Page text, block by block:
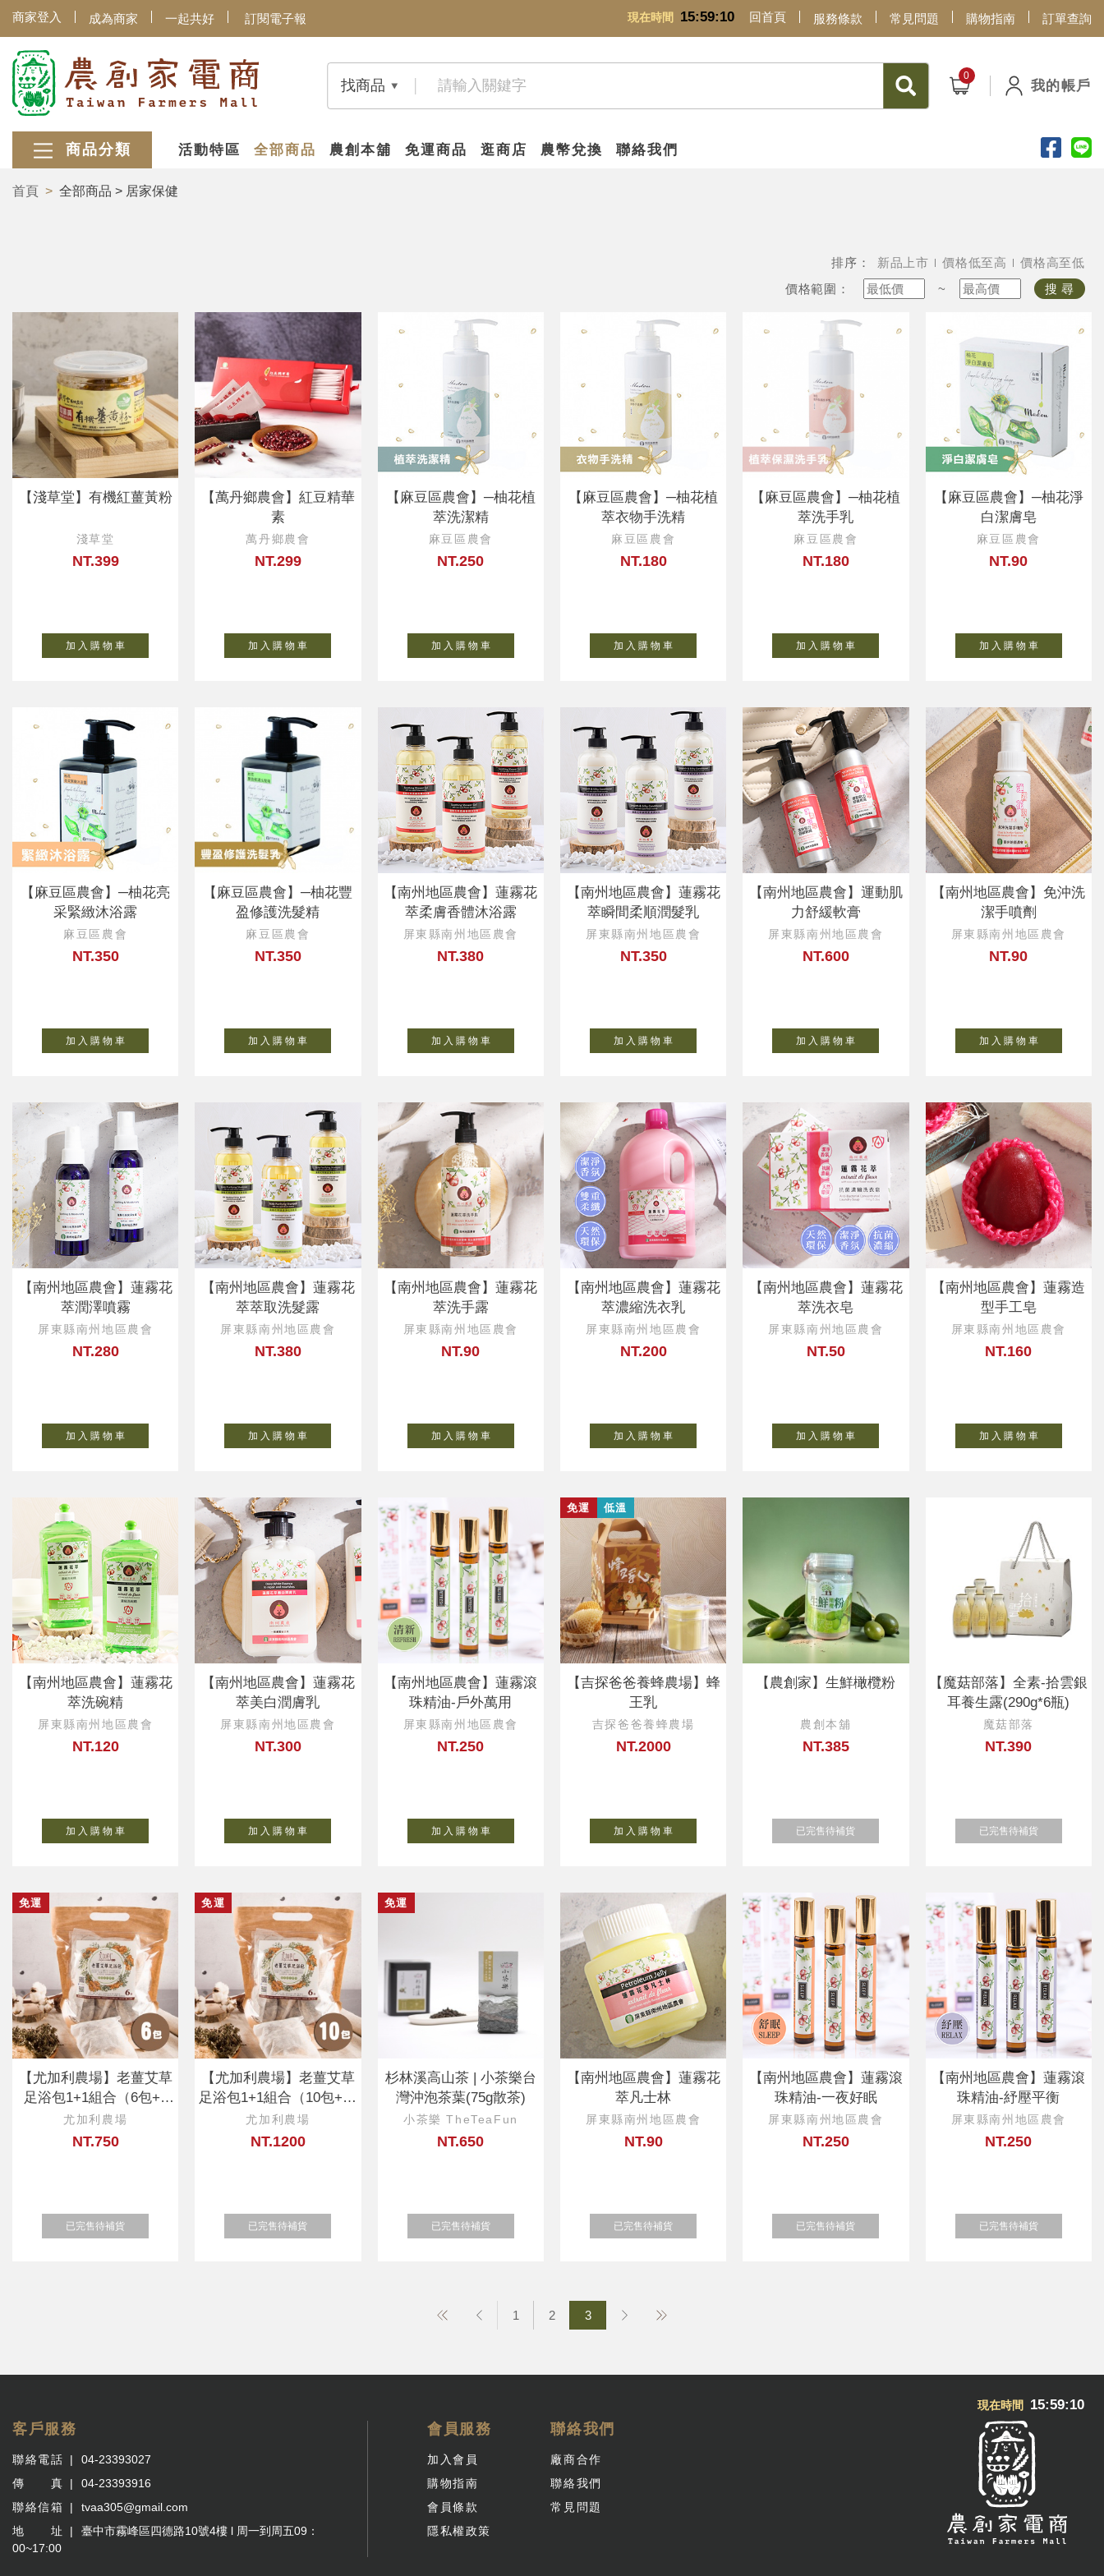
現在時間 15:59:11
商家登入 成為商家 一起共好 訂閱電子報 回首頁 服務條款 常見問題 購物指南 訂單查詢
找商品 我的帳戶
商品分類 活動特區 全部商品 農創本舖 免運商品 逛商店 農幣兌換 聯絡我們
首頁 全部商品 > 居家保健
排序： 新品上市 價格低至高
價格高至低
價格範圍：
~ 搜 尋
【淺草堂】有機紅薑黃粉
淺草堂
NT.399
加 入 購 物 車
【萬丹鄉農會】紅豆精華
素
萬丹鄉農會
NT.299
加 入 購 物 車
【麻豆區農會】─柚花植
萃洗潔精
麻豆區農會
NT.250
加 入 購 物 車
【麻豆區農會】─柚花植
萃衣物手洗精
麻豆區農會
NT.180
加 入 購 物 車
【麻豆區農會】─柚花植
萃洗手乳
麻豆區農會
NT.180
加 入 購 物 車
【麻豆區農會】─柚花淨
白潔膚皂
麻豆區農會
NT.90
加 入 購 物 車
【麻豆區農會】─柚花亮
采緊緻沐浴露
麻豆區農會
NT.350
加 入 購 物 車
【麻豆區農會】─柚花豐
盈修護洗髮精
麻豆區農會
NT.350
加 入 購 物 車
【南州地區農會】蓮霧花
萃柔膚香體沐浴露
屏東縣南州地區農會
NT.380
加 入 購 物 車
【南州地區農會】蓮霧花
萃瞬間柔順潤髮乳
屏東縣南州地區農會
NT.350
加 入 購 物 車
【南州地區農會】運動肌
力舒緩軟膏
屏東縣南州地區農會
NT.600
加 入 購 物 車
【南州地區農會】免沖洗
潔手噴劑
屏東縣南州地區農會
NT.90
加 入 購 物 車
【南州地區農會】蓮霧花
萃潤澤噴霧
屏東縣南州地區農會
NT.280
加 入 購 物 車
【南州地區農會】蓮霧花
萃萃取洗髮露
屏東縣南州地區農會
NT.380
加 入 購 物 車
【南州地區農會】蓮霧花
萃洗手露
屏東縣南州地區農會
NT.90
加 入 購 物 車
【南州地區農會】蓮霧花
萃濃縮洗衣乳
屏東縣南州地區農會
NT.200
加 入 購 物 車
【南州地區農會】蓮霧花
萃洗衣皂
屏東縣南州地區農會
NT.50
加 入 購 物 車
【南州地區農會】蓮霧造
型手工皂
屏東縣南州地區農會
NT.160
加 入 購 物 車
【南州地區農會】蓮霧花
萃洗碗精
屏東縣南州地區農會
NT.120
加 入 購 物 車
【南州地區農會】蓮霧花
萃美白潤膚乳
屏東縣南州地區農會
NT.300
加 入 購 物 車
【南州地區農會】蓮霧滾
珠精油-戶外萬用
屏東縣南州地區農會
NT.250
加 入 購 物 車
免運 低溫
【吉探爸爸養蜂農場】蜂
王乳
吉探爸爸養蜂農場
NT.2000
加 入 購 物 車
【農創家】生鮮橄欖粉
農創本舖
NT.385
已完售待補貨
【魔菇部落】全素-拾雲銀
耳養生露(290g*6瓶)
魔菇部落
NT.390
已完售待補貨
免運
【尤加利農場】老薑艾草
足浴包1+1組合（6包+6
包）
尤加利農場
NT.750
已完售待補貨
免運
【尤加利農場】老薑艾草
足浴包1+1組合（10包+10
包）
尤加利農場
NT.1200
已完售待補貨
免運
杉林溪高山茶 | 小茶樂台
灣沖泡茶葉(75g散茶)
小茶樂 TheTeaFun
NT.650
已完售待補貨
【南州地區農會】蓮霧花
萃凡士林
屏東縣南州地區農會
NT.90
已完售待補貨
【南州地區農會】蓮霧滾
珠精油-一夜好眠
屏東縣南州地區農會
NT.250
已完售待補貨
【南州地區農會】蓮霧滾
珠精油-紓壓平衡
屏東縣南州地區農會
NT.250
已完售待補貨
1 2 3
現在時間 15:59:11
客戶服務
聯絡電話
04-23393027
傳 真
04-23393916
聯絡信箱
tvaa305@gmail.com
地 址
臺中市霧峰區四德路10號4樓 l 周一到周五09：
00~17:00
會員服務
加入會員
購物指南
會員條款
隱私權政策
聯絡我們
廠商合作
聯絡我們
常見問題